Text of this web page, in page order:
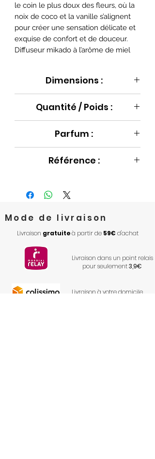
le coin le plus doux des fleurs, où la
noix de coco et la vanille s’alignent
pour créer une sensation délicate et
exquise de confort et de douceur.
Diffuseur mikado à l’arôme de miel
Dimensions :
Quantité / Poids :
Parfum :
Référence :
Mode de livraison
Livraison gratuiteà partir de 59€ d'achat
Livraison dans un point relais
pour seulement3,9€
Livraison à votre domicile